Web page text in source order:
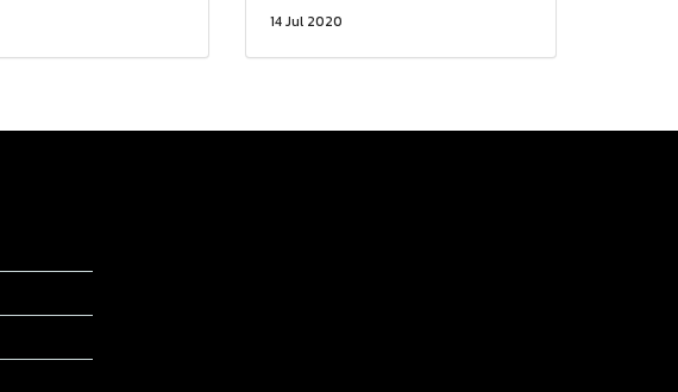
14 Jul 2020